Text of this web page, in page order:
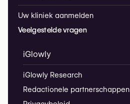
Uw kliniek aanmelden
Veelgestelde vragen
iGlowly
iGlowly Research
Redactionele partnerschappen